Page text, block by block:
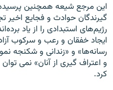
اين مرجع شيعه همچنين
گيرندگان حوادث و فجايع اخير
رژيم‌های استبدادی را از ياد
ايجاد خفقان و رعب و سرکوب
رسانه‌ها» و «زندانی و شکنجه
و اعتراف گيری از آنان» نمی
کرد.